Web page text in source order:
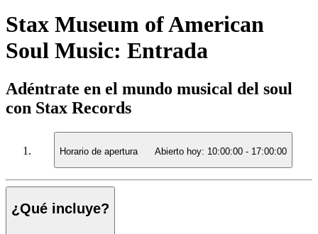
Stax Museum of American
Soul Music: Entrada
Adéntrate en el mundo musical del soul
con Stax Records
Horario de apertura Abierto hoy: 10:00:00 - 17:00:00
¿Qué incluye?